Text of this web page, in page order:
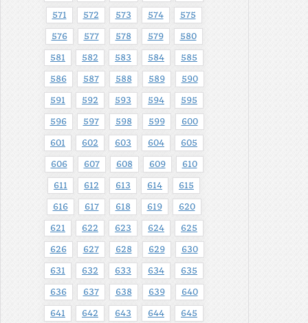
571 572 573 574 575
576 577 578 579 580
581 582 583 584 585
586 587 588 589 590
591 592 593 594 595
596 597 598 599 600
601 602 603 604 605
606 607 608 609 610
611 612 613 614 615
616 617 618 619 620
621 622 623 624 625
626 627 628 629 630
631 632 633 634 635
636 637 638 639 640
641 642 643 644 645